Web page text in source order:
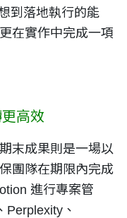
到落地執行的能
在實作中完成一項
高效
末成果則是一場以
團隊在期限內完成
進行專案管
Perplexity、